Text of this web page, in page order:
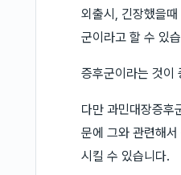
외출시, 긴장했을
군이라고 할 수 있
증후군이라는 것이
다만 과민대장증후
문에 그와 관련해
시킬 수 있습니다.